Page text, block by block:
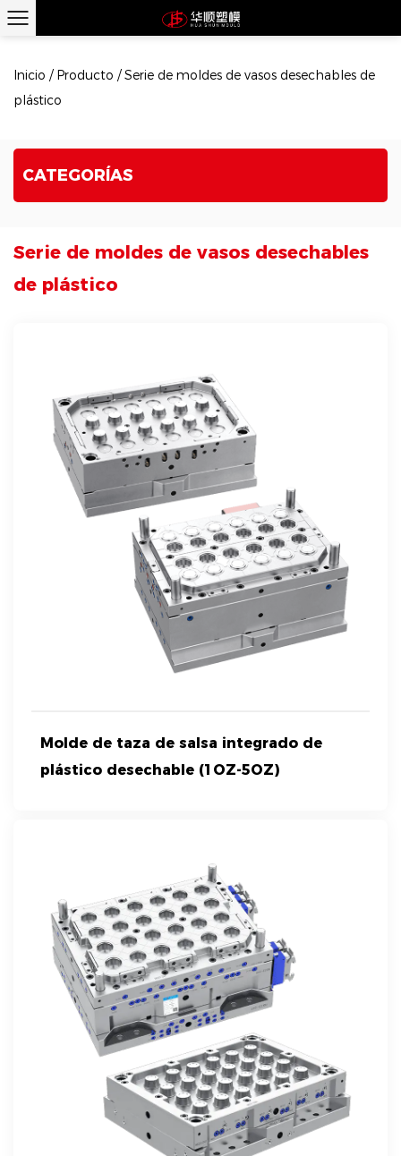
Inicio / Producto /Serie de moldes de vasos desechables de
plástico
CATEGORÍAS
Serie de moldes de vasos desechables
de plástico
Molde de taza de salsa integrado de
plástico desechable (1OZ-5OZ)